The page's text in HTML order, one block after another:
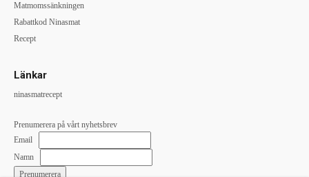
Matmomssänkningen
Rabattkod Ninasmat
Recept
Länkar
ninasmatrecept
Prenumerera på vårt nyhetsbrev
Email
Namn